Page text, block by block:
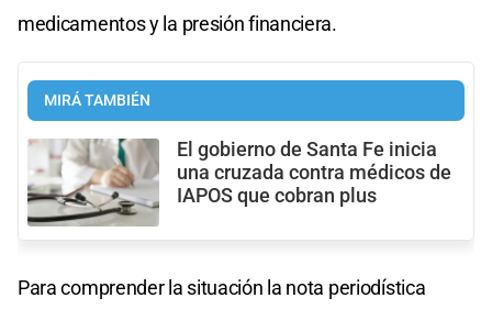
medicamentos y la presión financiera.
MIRÁ TAMBIÉN
El gobierno de Santa Fe inicia
una cruzada contra médicos de
IAPOS que cobran plus
Para comprender la situación la nota periodística